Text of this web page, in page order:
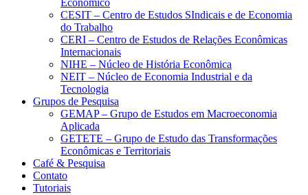
Econômico
CESIT – Centro de Estudos SIndicais e de Economia
do Trabalho
CERI – Centro de Estudos de Relações Econômicas
Internacionais
NIHE – Núcleo de História Econômica
NEIT – Núcleo de Economia Industrial e da
Tecnologia
Grupos de Pesquisa
GEMAP – Grupo de Estudos em Macroeconomia
Aplicada
GETETE – Grupo de Estudo das Transformações
Econômicas e Territoriais
Café & Pesquisa
Contato
Tutoriais